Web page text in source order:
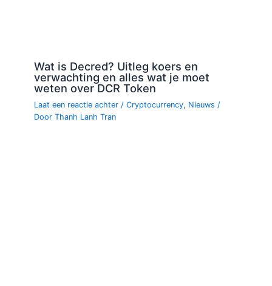
Wat is Decred? Uitleg koers en
verwachting en alles wat je moet
weten over DCR Token
Laat een reactie achter /Cryptocurrency, Nieuws /
DoorThanh Lanh Tran